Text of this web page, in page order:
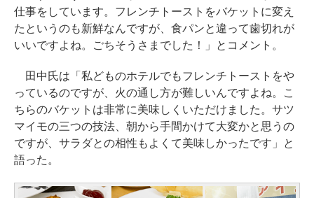
仕事をしています。フレンチトーストをバケットに変え
たというのも新鮮なんですが、食パンと違って歯切れが
いいですよね。ごちそうさまでした！」とコメント。
田中氏は「私どものホテルでもフレンチトーストをや
っているのですが、火の通し方が難しいんですよね。こ
ちらのバケットは非常に美味しくいただけました。サツ
マイモの三つの技法、朝から手間かけて大変かと思うの
ですが、サラダとの相性もよくて美味しかったです」と
語った。